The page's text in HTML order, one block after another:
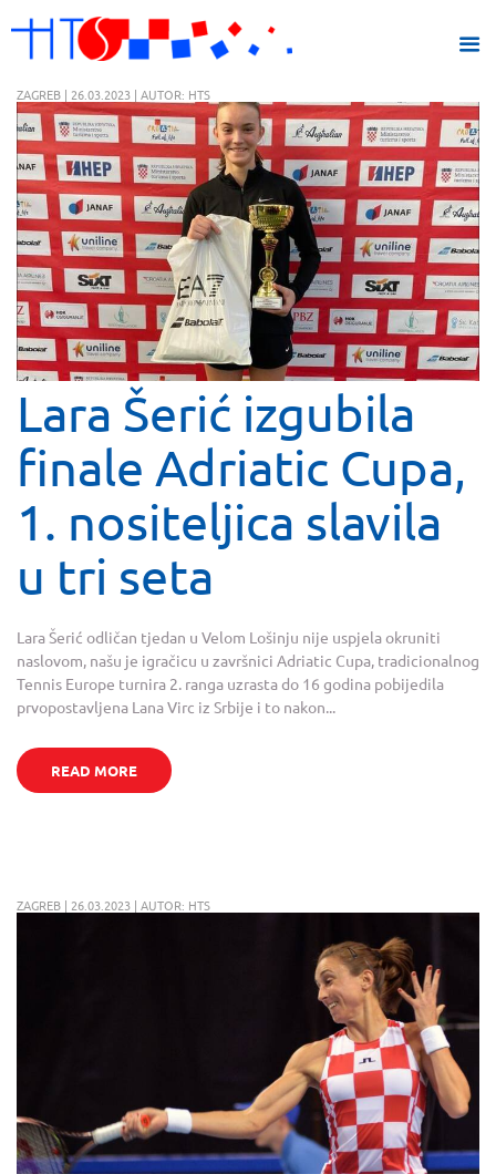
ZAGREB | 26.03.2023 | AUTOR: HTS
Lara Šerić izgubila
finale Adriatic Cupa,
1. nositeljica slavila
u tri seta
Lara Šerić odličan tjedan u Velom Lošinju nije uspjela okruniti
naslovom, našu je igračicu u završnici Adriatic Cupa, tradicionalnog
Tennis Europe turnira 2. ranga uzrasta do 16 godina pobijedila
prvopostavljena Lana Virc iz Srbije i to nakon...
READ MORE
ZAGREB | 26.03.2023 | AUTOR: HTS